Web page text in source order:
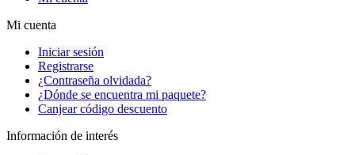
Mi cuenta
Iniciar sesión
Registrarse
¿Contraseña olvidada?
¿Dónde se encuentra mi paquete?
Canjear código descuento
Información de interés